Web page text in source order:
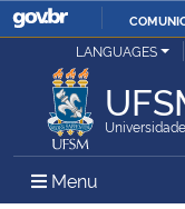
Ministério da Justiça e
Ministério da Defesa
LANGUAGES
Menu Menu